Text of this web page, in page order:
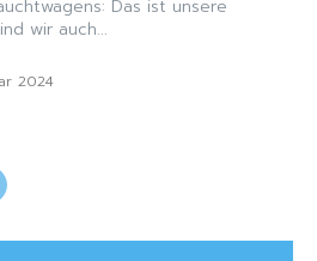
Das ist unsere
wir auch...
2024